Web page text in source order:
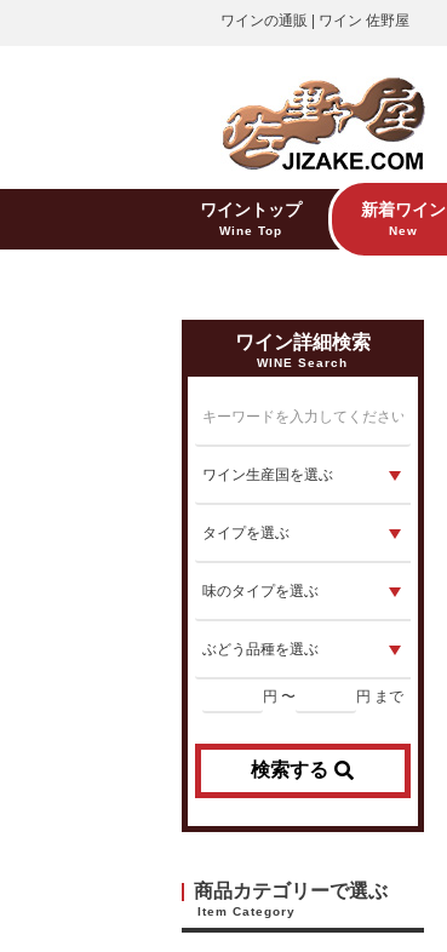
ワインの通販 | ワイン 佐野屋
ワイントップ
Wine Top
新着ワイン
New
ワイン詳細検索
WINE Search
円 〜 円 まで
検索する
商品カテゴリーで選ぶ
Item Category